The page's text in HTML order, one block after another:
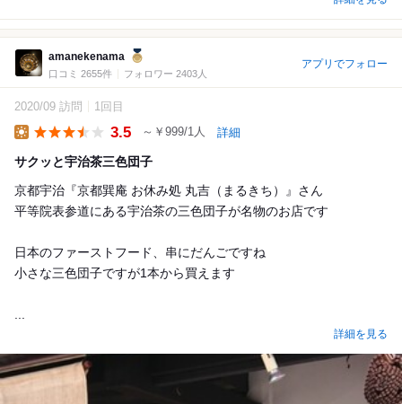
amanekenama
口コミ 2655件 フォロワー 2403人
アプリでフォロー
2020/09 訪問 1回目
3.5 ～￥999/1人 詳細
サクッと宇治茶三色団子
京都宇治『京都巽庵 お休み処 丸吉（まるきち）』さん
平等院表参道にある宇治茶の三色団子が名物のお店です
日本のファーストフード、串にだんごですね
小さな三色団子ですが1本から買えます
詳細を見る